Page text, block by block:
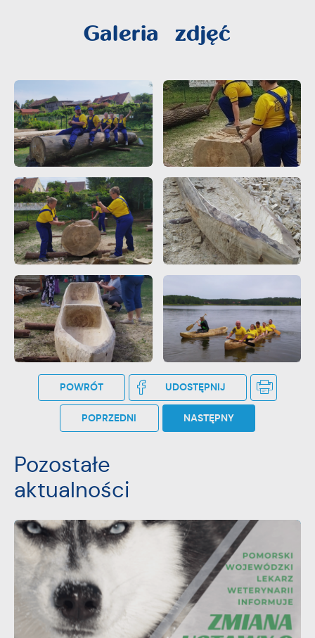
Galeria zdjęć
POWRÓT UDOSTĘPNIJ
POPRZEDNI NASTĘPNY
Pozostałe
aktualności